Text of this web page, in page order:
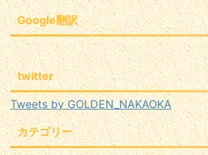
Google翻訳
twitter
Tweets by GOLDEN_NAKAOKA
カテゴリー